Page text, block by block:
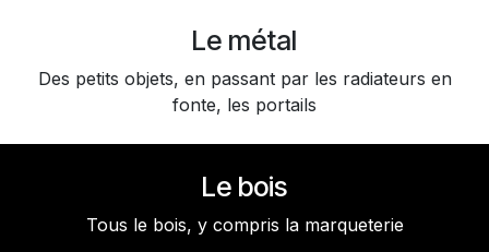
Le métal
Des petits objets, en passant par les radiateurs en
fonte, les portails
Le bois
Tous le bois, y compris la marqueterie